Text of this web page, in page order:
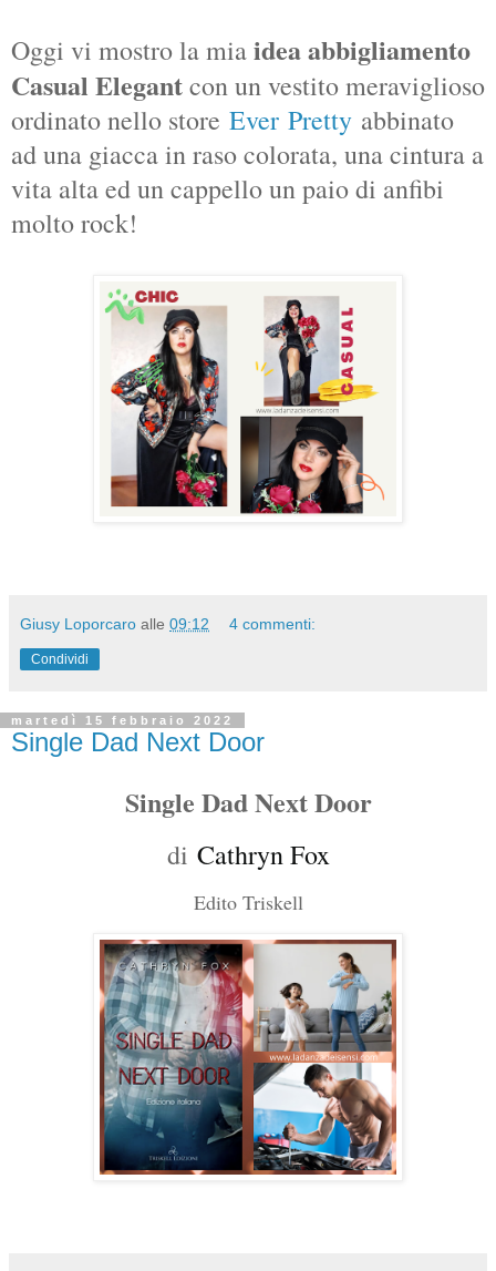
Oggi vi mostro la miaidea abbigliamento
Casual Elegantcon un vestito meraviglioso
ordinato nello store Ever Pretty abbinato
ad una giacca in raso colorata, una cintura a
vita alta ed un cappello un paio di anfibi
molto rock!
Giusy Loporcaro alle 09:12 4 commenti:
Condividi
martedì 15 febbraio 2022
Single Dad Next Door
Single Dad Next Door
di Cathryn Fox
Edito Triskell